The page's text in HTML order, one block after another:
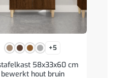
+5
58x33x60 cm
bewerkt hout bruin